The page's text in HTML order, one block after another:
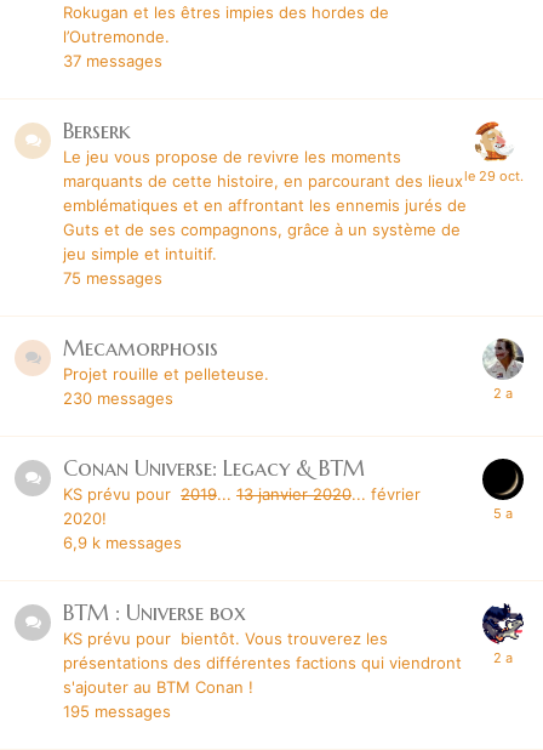
Rokugan et les êtres impies des hordes de
l’Outremonde.
37 messages
Berserk
Le jeu vous propose de revivre les moments
marquants de cette histoire, en parcourant des lieux
emblématiques et en affrontant les ennemis jurés de
Guts et de ses compagnons, grâce à un système de
jeu simple et intuitif.
75 messages
Mecamorphosis
Projet rouille et pelleteuse.
230 messages
Conan Universe: Legacy & BTM
KS prévu pour 2019... 13 janvier 2020... février
2020!
6,9 k messages
BTM : Universe box
KS prévu pour bientôt. Vous trouverez les
présentations des différentes factions qui viendront
s'ajouter au BTM Conan !
195 messages